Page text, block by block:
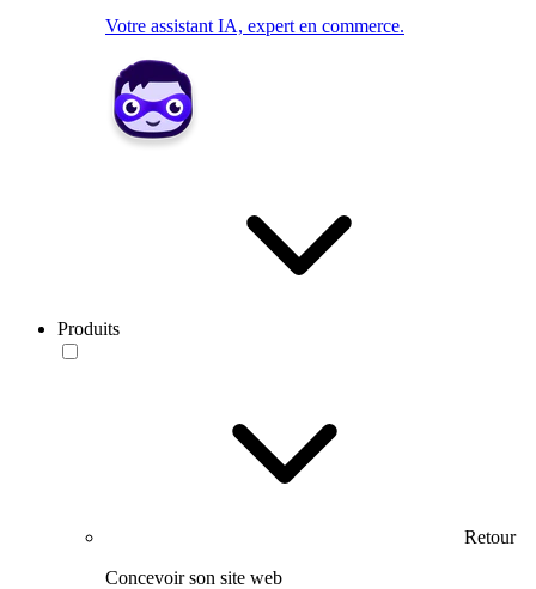
Votre assistant IA, expert en commerce.
Produits
Retour
Concevoir son site web